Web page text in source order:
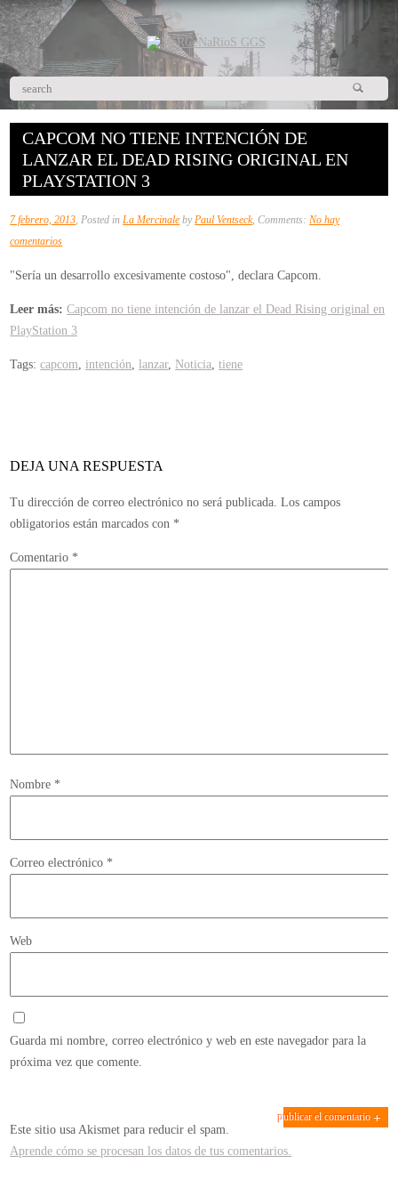
CAPCOM NO TIENE INTENCIÓN DE
LANZAR EL DEAD RISING ORIGINAL EN
PLAYSTATION 3
7 febrero, 2013, Posted inLa Mercinale byPaul Ventseck, Comments:No hay
comentariosen
no
tiene
intención
lanzar
PlayStation
"Sería un desarrollo excesivamente costoso", declara Capcom.
Leer más: Capcom no tiene intención de lanzar el Dead Rising original en
PlayStation 3
Tags:capcom, intención,lanzar, Noticia,tiene
DEJA UNA RESPUESTA
Tu dirección de correo electrónico no será publicada. Los campos
obligatorios están marcados con *
Comentario *
Nombre *
Correo electrónico *
Web
Guarda mi nombre, correo electrónico y web en este navegador para la
próxima vez que comente.
Este sitio usa Akismet para reducir el spam.
Aprende cómo se procesan los datos de tus comentarios.